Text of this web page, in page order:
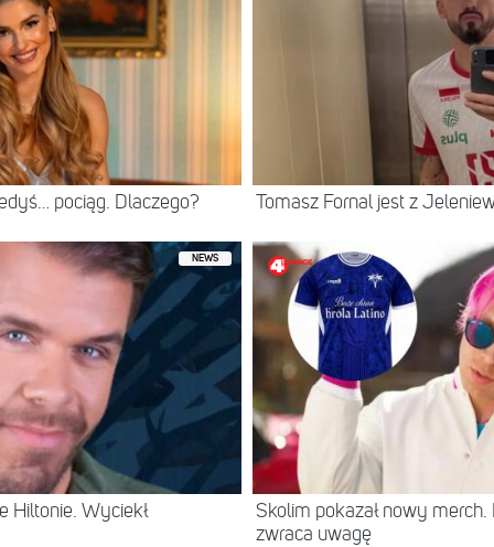
pociąg. Dlaczego? Tomasz Fornal jest z
NEWS
Hiltonie. Wyciekł
Skolim pokazał nowy
zwraca uwagę